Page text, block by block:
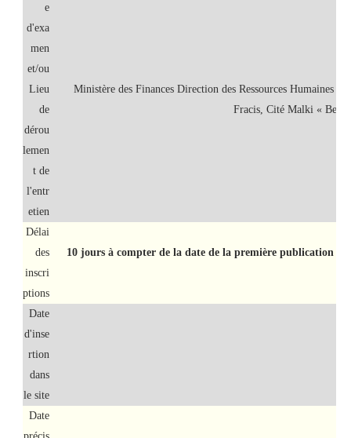
e
d'exa
men
et/ou
Lieu
de
dérou
lemen
t de
l'entr
etien
Ministère des Finances Direction des Ressources Humaines
Fracis, Cité Malki « Ben
Délai
des
inscri
ptions
10 jours à compter de la date de la première publication
Date
d'inse
rtion
dans
le site
Date